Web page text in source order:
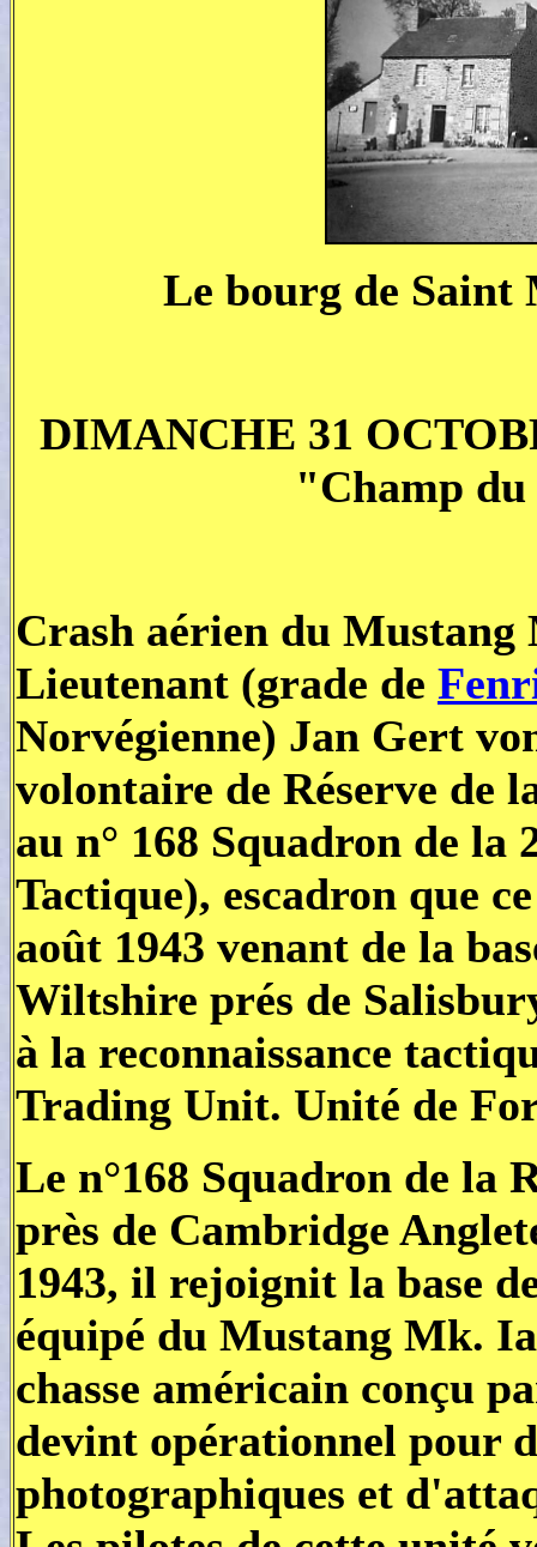
Le bourg de Saint
DIMANCHE 31
"Champ
Crash aérien du
Lieutenant (grade de
Norvégienne) Jan Gert
volontaire de Réserve de
au n° 168 Squadron de la
Tactique), escadron que
août 1943 venant de la
Wiltshire prés de
à la reconnaissance
Trading Unit. Unité de
Le n°168 Squadron de la
près de Cambridge
1943, il rejoignit la base
équipé du Mustang Mk.
chasse américain conçu
devint opérationnel pour
photographiques et